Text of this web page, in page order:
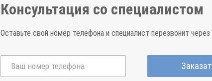
Консультация со специалистом
Оставьте свой номер телефона и специалист перезвонит